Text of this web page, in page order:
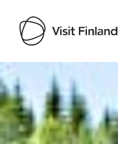
Visit